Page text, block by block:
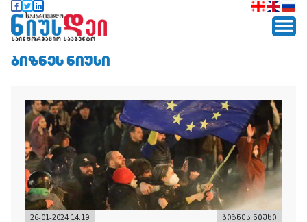
ᲑᲘᲖᲜᲔᲡ ᲜᲘᲣᲡᲘ
26-01-2024 14:19 ბიზნეს ნიუსი